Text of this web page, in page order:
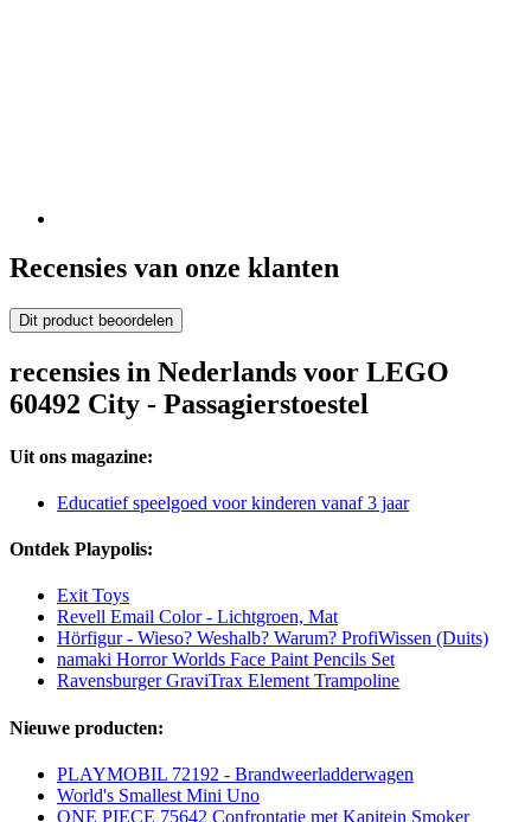
Recensies van onze klanten
Dit product beoordelen
recensies in Nederlands voor LEGO
60492 City - Passagierstoestel
Uit ons magazine:
Educatief speelgoed voor kinderen vanaf 3 jaar
Ontdek Playpolis:
Exit Toys
Revell Email Color - Lichtgroen, Mat
Hörfigur - Wieso? Weshalb? Warum? ProfiWissen (Duits)
namaki Horror Worlds Face Paint Pencils Set
Ravensburger GraviTrax Element Trampoline
Nieuwe producten:
PLAYMOBIL 72192 - Brandweerladderwagen
World's Smallest Mini Uno
ONE PIECE 75642 Confrontatie met Kapitein Smoker